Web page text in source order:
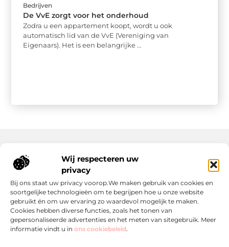
Wij respecteren uw
privacy
Bij ons staat uw privacy voorop.We maken gebruik van cookies en
soortgelijke technologieën om te begrijpen hoe u onze website
gebruikt én om uw ervaring zo waardevol mogelijk te maken.
Cookies hebben diverse functies, zoals het tonen van
gepersonaliseerde advertenties en het meten van sitegebruik. Meer
informatie vindt u in ons cookiebeleid.
Bedrijven
De VvE zorgt voor het onderhoud
Zodra u een appartement koopt, wordt u ook
automatisch lid van de VvE (Vereniging van
Eigenaars). Het is een belangrijke ...
Onze informatie